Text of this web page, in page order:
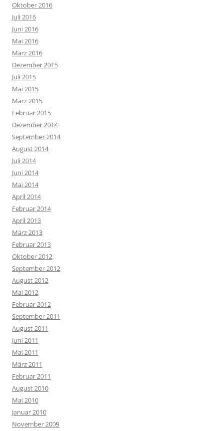
Oktober 2016
Juli 2016
Juni 2016
Mai 2016
März 2016
Dezember 2015
Juli 2015
Mai 2015
März 2015
Februar 2015
Dezember 2014
September 2014
August 2014
Juli 2014
Juni 2014
Mai 2014
April 2014
Februar 2014
April 2013
März 2013
Februar 2013
Oktober 2012
September 2012
August 2012
Mai 2012
Februar 2012
September 2011
August 2011
Juni 2011
Mai 2011
März 2011
Februar 2011
August 2010
Mai 2010
Januar 2010
November 2009